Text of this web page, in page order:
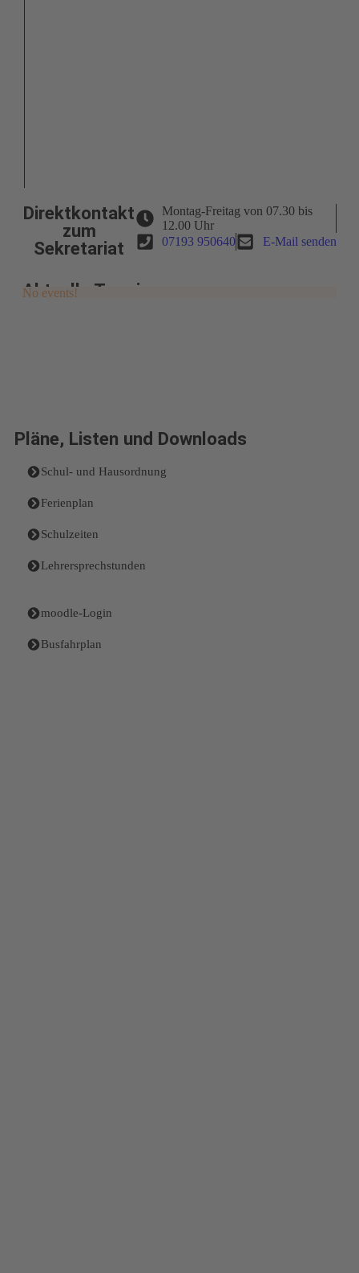
Direktkontakt
zum
Sekretariat
Montag-Freitag von 07.30 bis
12.00 Uhr
07193 950640
E-Mail senden
Aktuelle Termine
No events!
Pläne, Listen und Downloads
Schul- und Hausordnung
Ferienplan
Schulzeiten
Lehrersprechstunden
moodle-Login
Busfahrplan